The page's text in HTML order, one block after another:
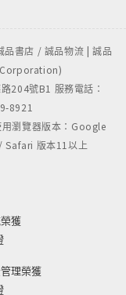
書店 / 誠品物流 | 誠品
Corporation)
204號B1 服務電話：
8921
瀏覽器版本：Google
Safari 版本11以上
獲
理榮獲